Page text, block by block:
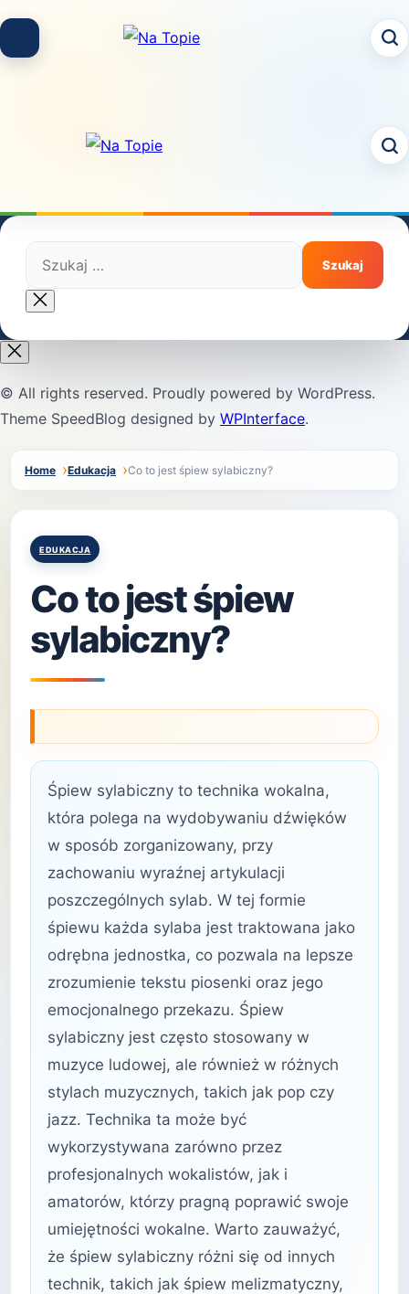
content
Szukaj:
Close
search
© All rights reserved. Proudly powered by WordPress.
Theme SpeedBlog designed by WPInterface.
Home Edukacja Co to jest śpiew sylabiczny?
Posted
EDUKACJA
Co to jest śpiew
sylabiczny?
Śpiew sylabiczny to technika wokalna,
która polega na wydobywaniu dźwięków
w sposób zorganizowany, przy
zachowaniu wyraźnej artykulacji
poszczególnych sylab. W tej formie
śpiewu każda sylaba jest traktowana jako
odrębna jednostka, co pozwala na lepsze
zrozumienie tekstu piosenki oraz jego
emocjonalnego przekazu. Śpiew
sylabiczny jest często stosowany w
muzyce ludowej, ale również w różnych
stylach muzycznych, takich jak pop czy
jazz. Technika ta może być
wykorzystywana zarówno przez
profesjonalnych wokalistów, jak i
amatorów, którzy pragną poprawić swoje
umiejętności wokalne. Warto zauważyć,
że śpiew sylabiczny różni się od innych
technik, takich jak śpiew melizmatyczny,